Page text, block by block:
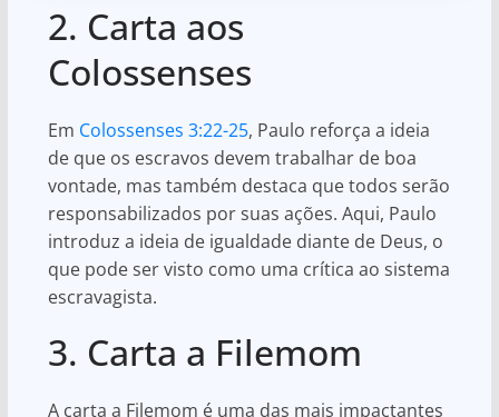
2. Carta aos
Colossenses
Em Colossenses 3:22-25, Paulo reforça a ideia
de que os escravos devem trabalhar de boa
vontade, mas também destaca que todos serão
responsabilizados por suas ações. Aqui, Paulo
introduz a ideia de igualdade diante de Deus, o
que pode ser visto como uma crítica ao sistema
escravagista.
3. Carta a Filemom
A carta a Filemom é uma das mais impactantes